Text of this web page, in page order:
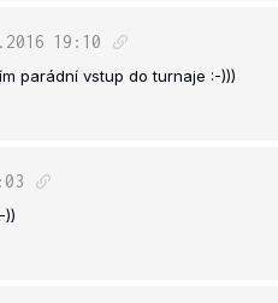
19:10
parádní vstup do turnaje :-)))
))